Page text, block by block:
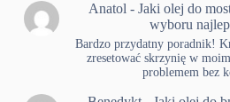
Anatol - Jaki olej do
wyboru
Bardzo przydatny poradnik!
zresetować skrzynię w
problemem bez